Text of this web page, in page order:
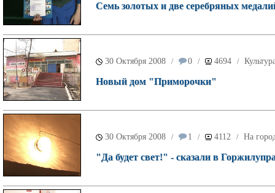
Семь золотых и две серебряных
30 Октября 2008 / 0 / 4694 /
Новый дом "Приморочки"
30 Октября 2008 / 1 / 4112 / На
"Да будет свет!" - сказали в